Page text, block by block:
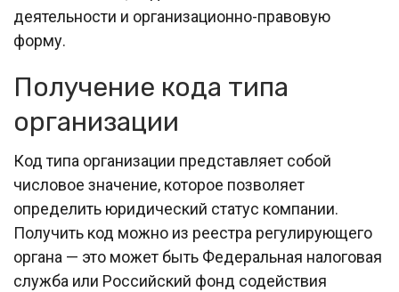
деятельности и организационно-правовую
форму.
Получение кода типа
организации
Код типа организации представляет собой
числовое значение, которое позволяет
определить юридический статус компании.
Получить код можно из реестра регулирующего
органа — это может быть Федеральная налоговая
служба или Российский фонд содействия